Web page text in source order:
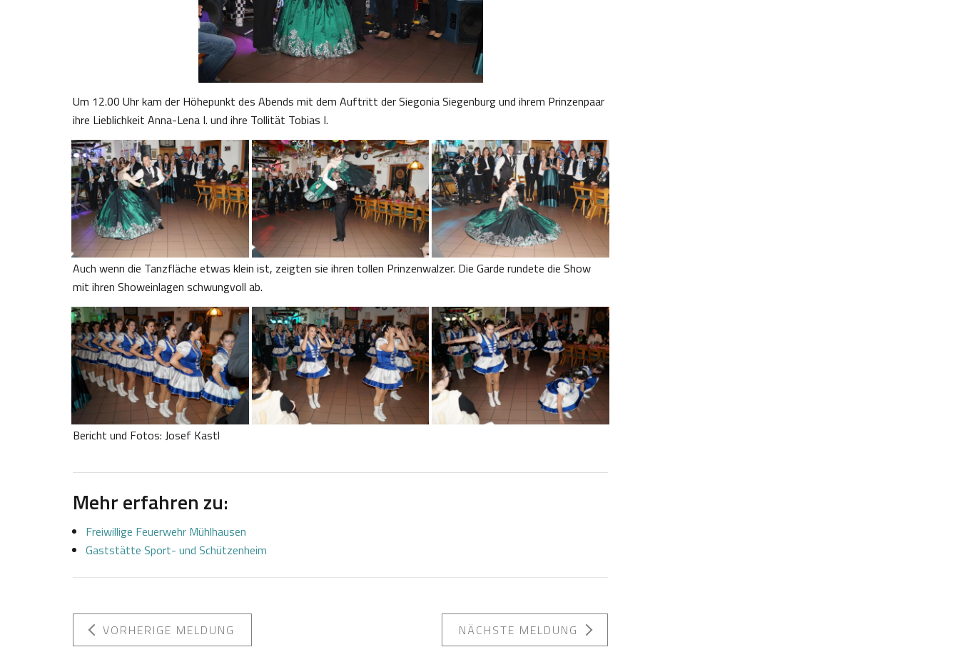
Um 12.00 Uhr kam der Höhepunkt des Abends mit dem Auftritt der Siegonia Siegenburg und ihrem Prinzenpaar
ihre Lieblichkeit Anna-Lena I. und ihre Tollität Tobias I.
Auch wenn die Tanzfläche etwas klein ist, zeigten sie ihren tollen Prinzenwalzer. Die Garde rundete die Show
mit ihren Showeinlagen schwungvoll ab.
Bericht und Fotos: Josef Kastl
Mehr erfahren zu:
Freiwillige Feuerwehr Mühlhausen
Gaststätte Sport- und Schützenheim
VORHERIGE MELDUNG
NÄCHSTE MELDUNG